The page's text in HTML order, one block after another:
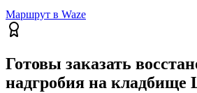
Маршрут в Waze
Готовы заказать
надгробия на кладбище